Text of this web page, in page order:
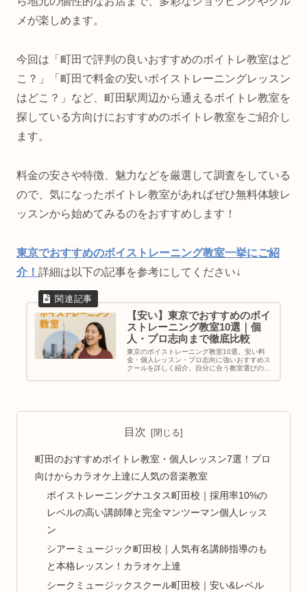
メが楽しめます。
今回は「町田で評判の良いおすすめのボイトレ教室はど
こ？」「町田で料金の安いボイストレーニングレッスン
はどこ？」など、町田駅周辺から通えるボイトレ教室を
探している方向けにおすすめのボイトレ教室をご紹介し
ます。
料金の安さや特徴、魅力などを厳選して調査をしている
ので、気になったボイトレ教室があればぜひ無料体験レ
ッスンから始めてみるのをおすすめします！
東京でおすすめのボイストレーニング教室一挙にご紹
介！ 詳細は以下の記事を参考にしてください↓
【安い】東京でおすすめのボイ
ストレーニング教室10選｜個
人・プロ志向まで徹底比較
東京のボイストレーニング教室10選。安い料
金・個人レッスン・プロ志向に強いおすすめス
クールを詳しく紹介。自分に合う教室選びのポ
目次
町田のおすすめボイトレ教室・個人レッスン7選！プロ
向けからカラオケ上達に人気の音楽教室
ボイストレーニングナユタス町田校｜採用率10%の
レベルの高い講師陣と完全マンツーマン個人レッス
ン
シアーミュージック町田校｜人気有名講師指導のも
と本格レッスン！カラオケ上達
シークミュージックスクール町田校｜安い&レベル